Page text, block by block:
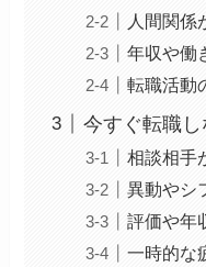
人間関係
年収や働
転職活動
今すぐ転職
相談相手
異動やシ
評価や年
一時的な